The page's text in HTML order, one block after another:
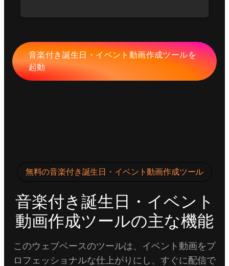
音楽付き誕生日・イベント動画作成ツールを
起動
無料の音楽付き誕生日・イベント動画作成ツール
音楽付き誕生日・イベント
動画作成ツールの主な機能
このウェブベースのツールは、イベント動画をプ
ロフェッショナルな仕上がりにし、すぐに配信で